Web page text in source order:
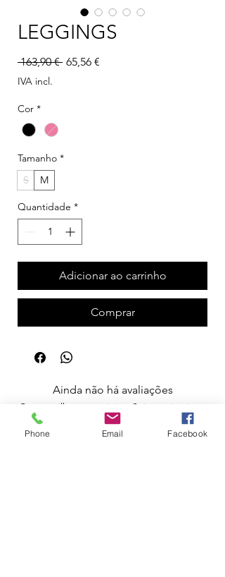
LEGGINGS
163,90 € Preço normal
65,56 €
IVA incl.
Cor *
Tamanho *
S
M
Quantidade *
Adicionar ao carrinho
Comprar
Ainda não há avaliações
Compartilhe sua opinião. Seja o primeiro a
deixar uma avaliação.
Phone Email Facebook